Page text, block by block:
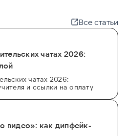
Все статьи
чатах 2026:
чатах 2026:
и ссылки на оплату
видео»: как дипфейк-